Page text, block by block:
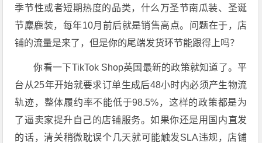
季节性或者短期热度的品类，什么万圣节南瓜装、圣诞
节麋鹿装，每年10月前后就是销售高点。问题在于，店
铺的流量是来了，但是你的尾端发货环节能跟得上吗？
你看一下TikTok Shop英国最新的政策就知道了。平
台从25年开始就要求订单生成后48小时内必须产生物流
轨迹，整体履约率不能低于98.5%，这样的政策都是为
了逼卖家提升自己的店铺服务。如果你还是用国内直发
的话，清关稍微耽误个几天就可能触发SLA违规，店铺